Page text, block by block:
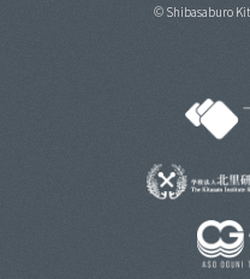
© Shibasaburo